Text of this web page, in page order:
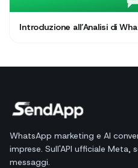
Introduzione all’Analisi di
WhatsApp marketing e AI
imprese. Sull'API ufficiale Meta,
messaggi.